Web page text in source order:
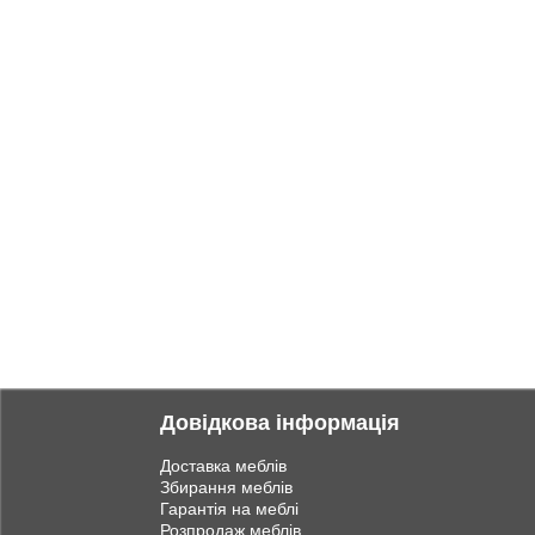
Довідкова інформація
Доставка меблів
Збирання меблів
Гарантія на меблі
Розпродаж меблів